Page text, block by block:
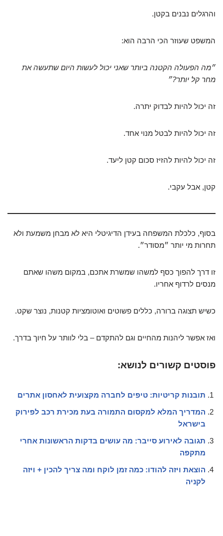
והרגלים נבנים בקטן.
המשפט שעוזר הכי הרבה הוא:
״מה הפעולה הקטנה ביותר שאני יכול לעשות היום שתעשה את
מחר קל יותר?״
זה יכול להיות לבדוק יתרה.
זה יכול להיות לבטל מנוי אחד.
זה יכול להיות להזיז סכום קטן ליעד.
קטן, אבל עקבי.
בסוף, כלכלת המשפחה בעידן הדיגיטלי היא לא מבחן משמעת ולא
תחרות מי יותר ״מסודר״.
זו דרך להפוך כסף למשהו שמשרת אתכם, במקום משהו שאתם
מנסים לרדוף אחריו.
כשיש תצוגה ברורה, כללים פשוטים ואוטומציות קטנות, נוצר שקט.
ואז אפשר ליהנות מהחיים וגם להתקדם – בלי לוותר על חיוך בדרך.
פוסטים קשורים לנושא:
תובנות קריטיות: טיפים לחברה מקצועית לאחסון אתרים
המדריך המלא למקסום התמורה בעת מכירת רכב לפירוק
בישראל
תגובה לאירוע סייבר: מה עושים בדקות הראשונות אחרי
מתקפה
הוצאת ויזה להודו: כמה זמן לוקח ומה צריך להכין + ויזה
לקניה